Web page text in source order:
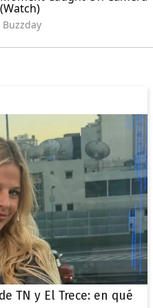
TN y El Trece: en qué